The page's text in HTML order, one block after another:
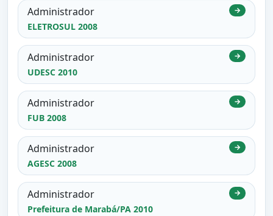
Administrador
ELETROSUL 2008
→
Administrador
UDESC 2010
→
Administrador
FUB 2008
→
Administrador
AGESC 2008
→
Administrador
Prefeitura de Marabá/PA 2010
→